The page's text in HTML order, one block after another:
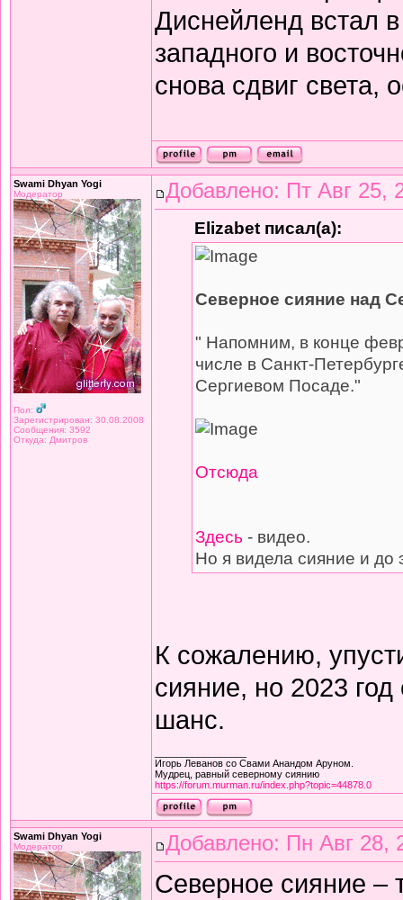
Диснейленд встал
западного и
снова сдвиг света,
Swami Dhyan Yogi
Модератор
Пол:
Зарегистрирован: 30.08.2008
Сообщения: 3592
Откуда: Дмитров
Добавлено: Пт Авг 25,
Elizabet писал(а):
Северное сияние над
" Напомним, в конце
числе в Санкт-
Сергиевом Посаде."
Отсюда
Здесь - видео.
Но я видела сияние и до
К сожалению,
сияние, но 2023
шанс.
Игорь Леванов со Свами Анандом Аруном.
Мудрец, равный северному сиянию
https://forum.murman.ru/index.php?topic=44878.0
Swami Dhyan Yogi
Модератор Добавлено: Пн Авг 28,
Северное сияние –